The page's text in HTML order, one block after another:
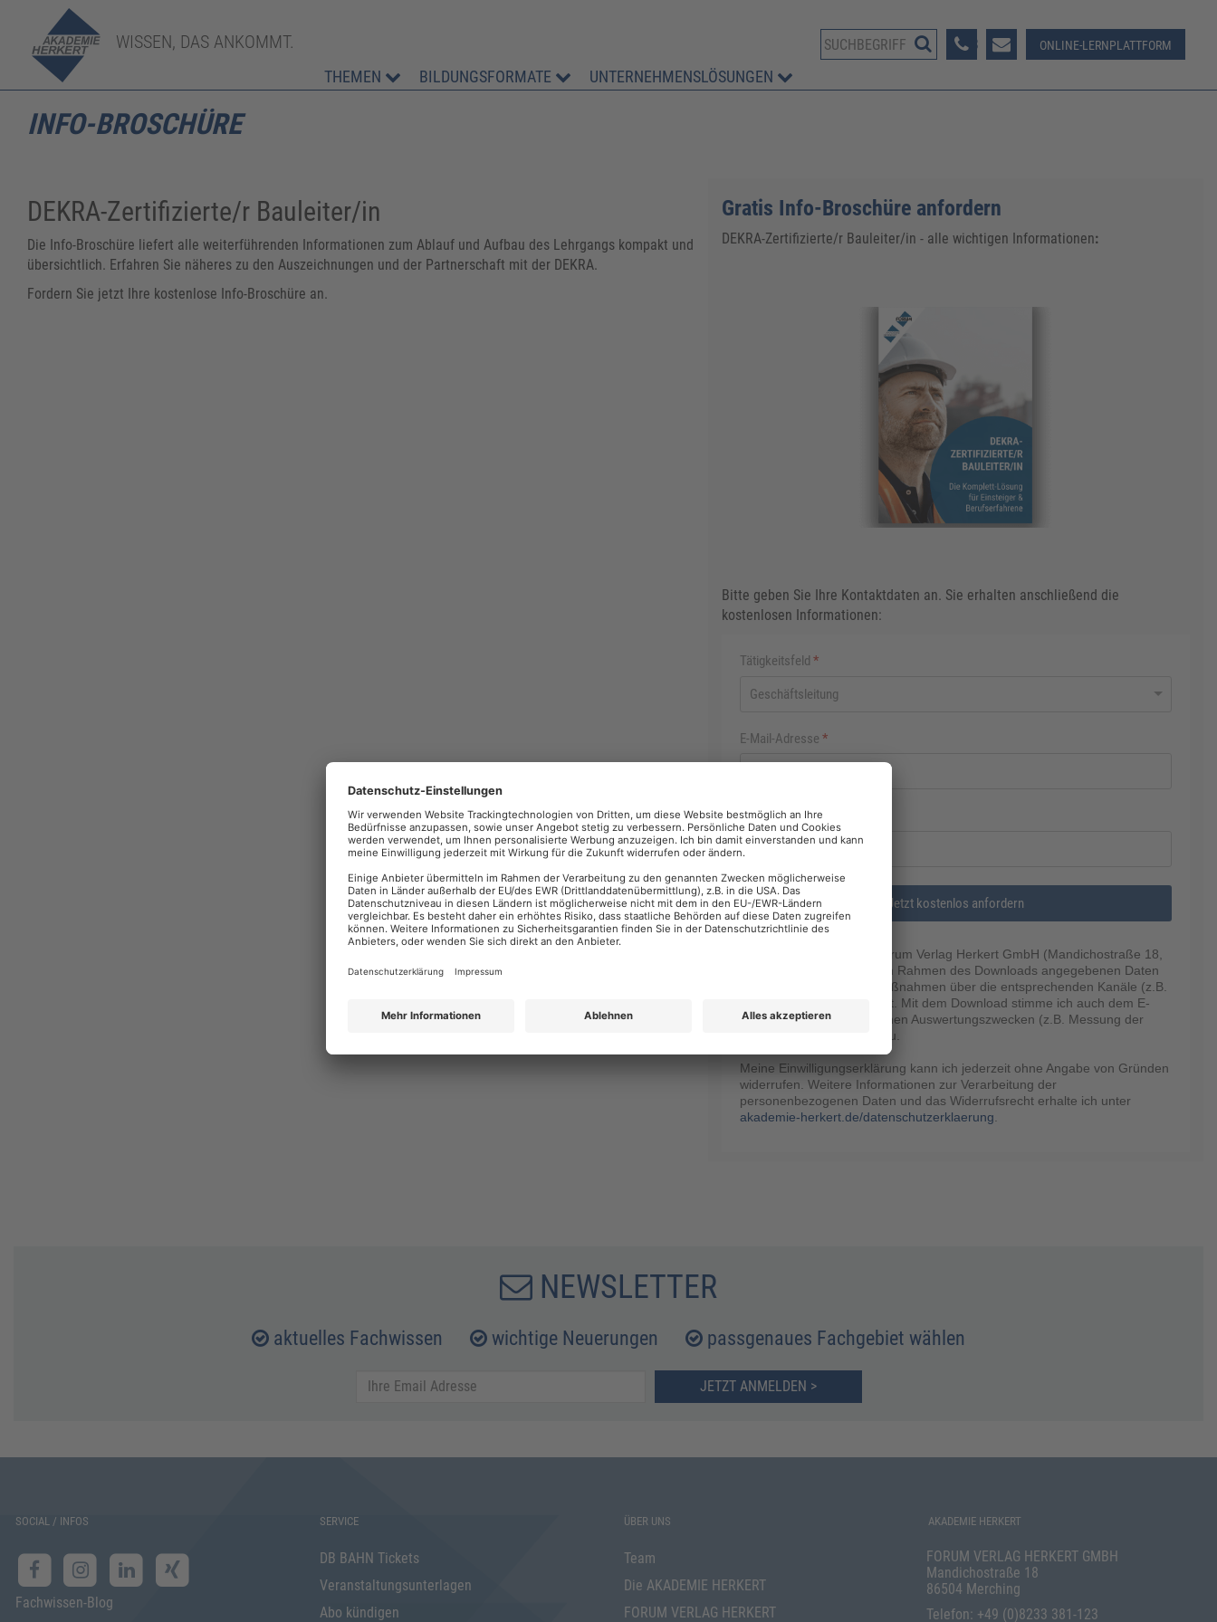
WISSEN, DAS ANKOMMT.
THEMEN BILDUNGSFORMATE UNTERNEHMENSLÖSUNGEN
08233 381-123 ONLINE-LERNPLATTFORM
INFO-BROSCHÜRE
DEKRA-Zertifizierte/r Bauleiter/in
Die Info-Broschüre liefert alle weiterführenden Informationen zum Ablauf und Aufbau des Lehrgangs kompakt und
übersichtlich. Erfahren Sie näheres zu den Auszeichnungen und der Partnerschaft mit der DEKRA.
Fordern Sie jetzt Ihre kostenlose Info-Broschüre an.
Gratis Info-Broschüre anfordern
DEKRA-Zertifizierte/r Bauleiter/in - alle wichtigen Informationen:
Bitte geben Sie Ihre Kontaktdaten an. Sie erhalten anschließend die
kostenlosen Informationen:
Tätigkeitsfeld *
E-Mail-Adresse *
Telefonnummer
Jetzt kostenlos anfordern
Ich willige ein, dass die Forum Verlag Herkert GmbH (Mandichostraße 18,
86504 Merching) meine im Rahmen des Downloads angegebenen Daten
für regelmäßige Werbemaßnahmen über die entsprechenden Kanäle (z.B.
Post, E-Mail, Telefon) nutzt. Mit dem Download stimme ich auch dem E-
Mail-Tracking zu statistischen Auswertungszwecken (z.B. Messung der
Öffnungs- und Klickrate) zu.
Meine Einwilligungserklärung kann ich jederzeit ohne Angabe von Gründen
widerrufen. Weitere Informationen zur Verarbeitung der
personenbezogenen Daten und das Widerrufsrecht erhalte ich unter
akademie-herkert.de/datenschutzerklaerung
NEWSLETTER
aktuelles Fachwissen wichtige Neuerungen passgenaues Fachgebiet wählen
JETZT ANMELDEN >
SOCIAL / INFOS
Fachwissen-Blog
SERVICE
DB BAHN Tickets
Veranstaltungsunterlagen
Abo kündigen
ÜBER UNS
Team
Die AKADEMIE HERKERT
FORUM VERLAG HERKERT
AKADEMIE HERKERT
FORUM VERLAG HERKERT GMBH
Mandichostraße 18
86504 Merching
Telefon: +49 (0)8233 381-123